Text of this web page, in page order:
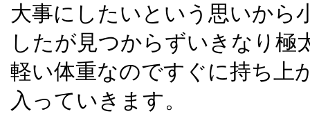
大事にしたいという思いから
したが見つからずいきなり極
軽い体重なのですぐに持ち上
入っていきます。